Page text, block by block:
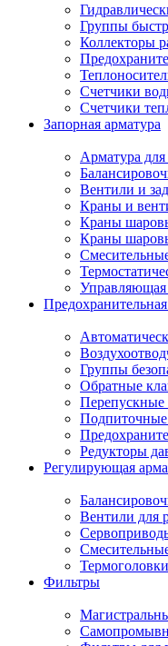
Группы
Коллекторы
Счетчики
Счетчики
Запорная арматура
Арматура для
Вентили и
Краны и
Краны
Краны
Управляющая
Группы
Обратные
Перепускные
Редукторы
Регулирующая
Вентили для
Фильтры